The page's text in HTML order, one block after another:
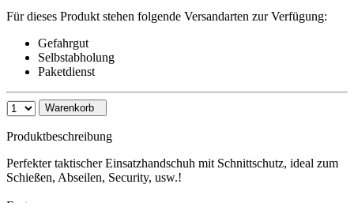
Für dieses Produkt stehen folgende Versandarten zur Verfügung:
Gefahrgut
Selbstabholung
Paketdienst
Warenkorb
Produktbeschreibung
Perfekter taktischer Einsatzhandschuh mit Schnittschutz, ideal zum
Schießen, Abseilen, Security, usw.!